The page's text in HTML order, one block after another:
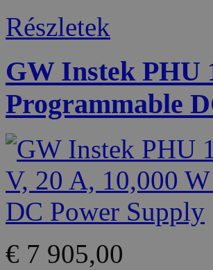
Részletek
GW Instek PHU
Programmable
€ 7 905,00